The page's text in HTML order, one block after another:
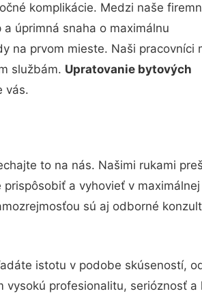
komplikácie. Medzi naše
úprimná snaha o maximálnu
na prvom mieste. Naši pracovníci
službám. Upratovanie bytových
vás.
to na nás. Našimi rukami
a vyhovieť v
sú aj odborné
istotu v podobe skúseností,
profesionalitu, serióznosť